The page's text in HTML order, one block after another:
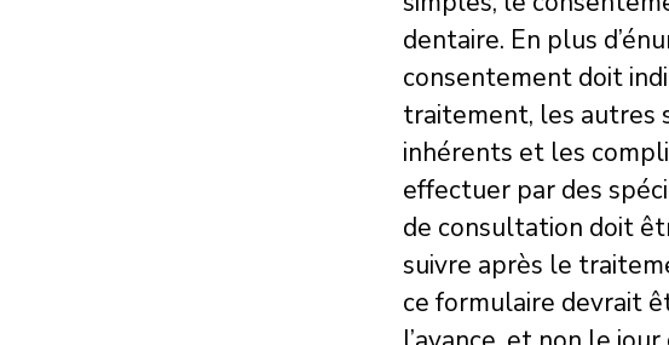
dentaire. En plus
consentement doit
traitement, les autres
inhérents et les
effectuer par des
de consultation doit
suivre après le
ce formulaire devrait